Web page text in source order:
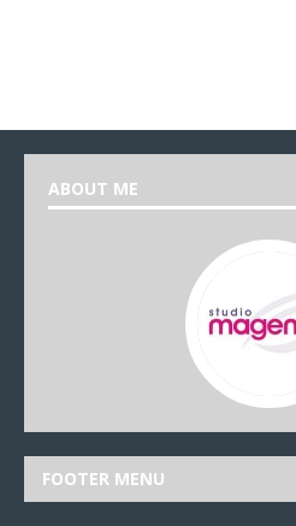
ABOUT ME
FOOTER MENU